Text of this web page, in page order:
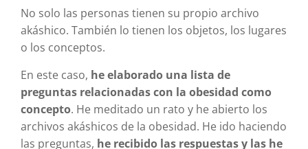
No solo las personas tienen su propio archivo
akáshico. También lo tienen los objetos, los lugares
o los conceptos.
En este caso, he elaborado una lista de
preguntas relacionadas con la obesidad como
concepto. He meditado un rato y he abierto los
archivos akáshicos de la obesidad. He ido haciendo
las preguntas, he recibido las respuestas y las he